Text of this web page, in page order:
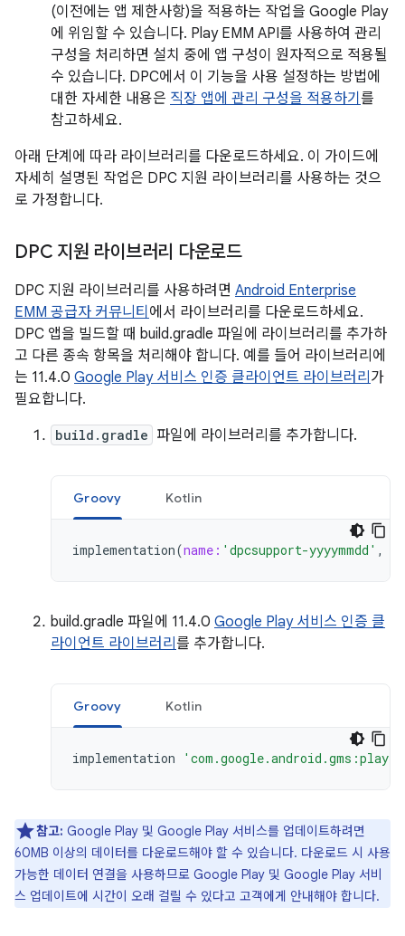
(이전에는 앱 제한사항)을 적용하는 작업을 Google Play
에 위임할 수 있습니다. Play EMM API를 사용하여 관리
구성을 처리하면 설치 중에 앱 구성이 원자적으로 적용될
수 있습니다. DPC에서 이 기능을 사용 설정하는 방법에
대한 자세한 내용은 직장 앱에 관리 구성을 적용하기 를
참고하세요.
아래 단계에 따라 라이브러리를 다운로드하세요. 이 가이드에
자세히 설명된 작업은 DPC 지원 라이브러리를 사용하는 것으
로 가정합니다.
DPC 지원 라이브러리 다운로드
DPC 지원 라이브러리를 사용하려면 Android Enterprise
EMM 공급자 커뮤니티 에서 라이브러리를 다운로드하세요.
DPC 앱을 빌드할 때 build.gradle 파일에 라이브러리를 추가하
고 다른 종속 항목을 처리해야 합니다. 예를 들어 라이브러리에
는 11.4.0 Google Play 서비스 인증 클라이언트 라이브러리 가
필요합니다.
build.gradle 파일에 라이브러리를 추가합니다.
Groovy Kotlin
implementation(name: 'dpcsupport-yyyymmdd' ,
build.gradle 파일에 11.4.0 Google Play 서비스 인증 클
라이언트 라이브러리 를 추가합니다.
Groovy Kotlin
implementation
참고: Google Play 및 Google Play 서비스를 업데이트하려면
60MB 이상의 데이터를 다운로드해야 할 수 있습니다. 다운로드 시 사용
가능한 데이터 연결을 사용하므로 Google Play 및 Google Play 서비
스 업데이트에 시간이 오래 걸릴 수 있다고 고객에게 안내해야 합니다.